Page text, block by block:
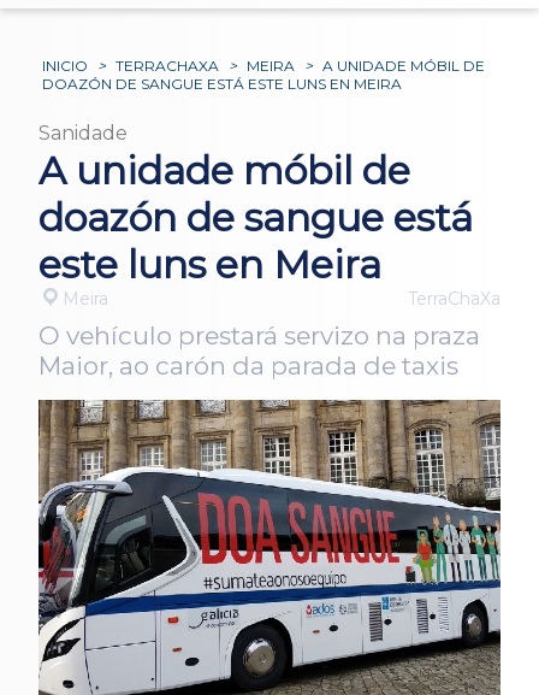
INICIO > TERRACHAXA > MEIRA > A UNIDADE MÓBIL DE
DOAZÓN DE SANGUE ESTÁ ESTE LUNS EN MEIRA
Sanidade
A unidade móbil de
doazón de sangue está
este luns en Meira
Meira TerraChaXa
O vehículo prestará servizo na praza
Maior, ao carón da parada de taxis